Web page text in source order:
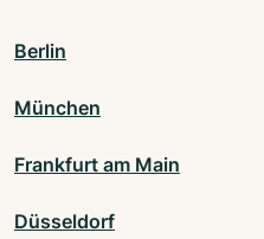
Berlin
München
Frankfurt am Main
Düsseldorf